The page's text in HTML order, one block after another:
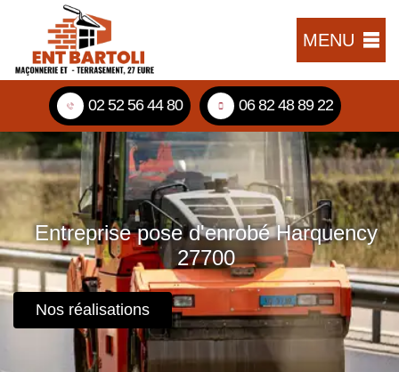
MENU
02 52 56 44 80 06 82 48 89 22
Entreprise pose d'enrobé Harquency
27700
Nos réalisations